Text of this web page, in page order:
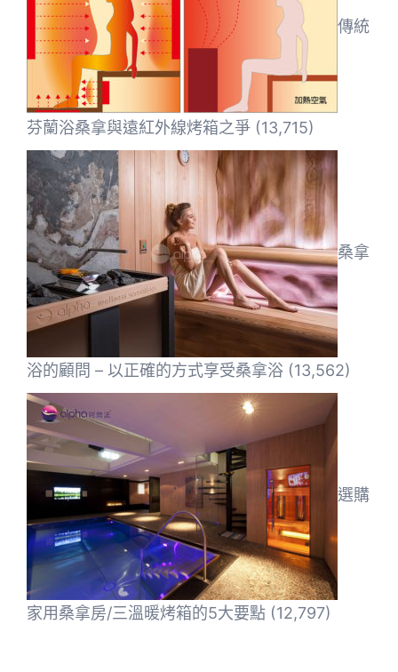
傳統
芬蘭浴桑拿與遠紅外線烤箱之爭 (13,715)
桑拿
浴的顧問 – 以正確的方式享受桑拿浴 (13,562)
選購
家用桑拿房/三溫暖烤箱的5大要點 (12,797)